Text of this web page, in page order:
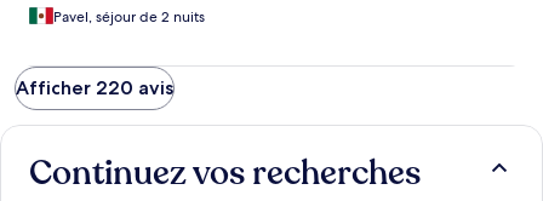
Pavel, séjour de 2 nuits
Afficher 220 avis
Continuez vos recherches